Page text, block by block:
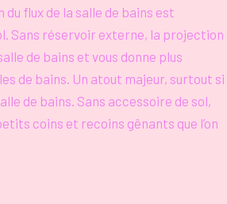
flux de la salle de bains est
Sans réservoir externe, la projection
de bains et vous donne plus
de bains. Un atout majeur, surtout si
de bains. Sans accessoire de sol,
coins et recoins gênants que l’on